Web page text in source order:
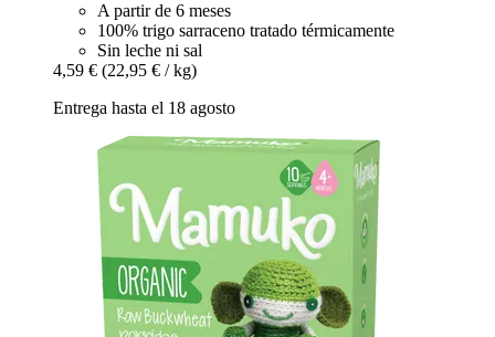
A partir de 6 meses
100% trigo sarraceno tratado térmicamente
Sin leche ni sal
4,59 € (22,95 € / kg)
Entrega hasta el 18 agosto